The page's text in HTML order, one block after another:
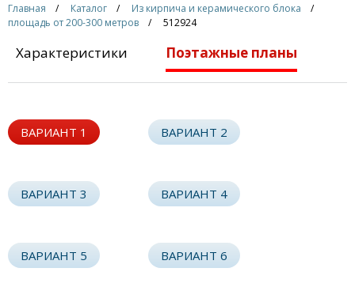
Главная Каталог
Из кирпича и керамического блока
площадь от 200-300 метров
512924
Характеристики Поэтажные планы
ВАРИАНТ 1 ВАРИАНТ 2
ВАРИАНТ 3 ВАРИАНТ 4
ВАРИАНТ 5 ВАРИАНТ 6